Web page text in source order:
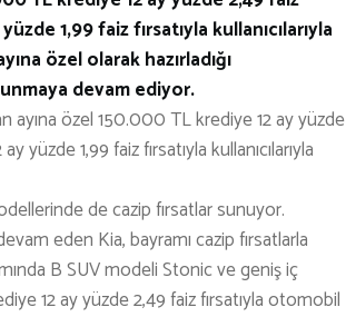
1,99 faiz fırsatıyla kullanıcılarıyla
özel olarak hazırladığı
devam ediyor.
ayına özel 150.000 TL krediye 12 ay yüzde
1,99 faiz fırsatıyla kullanıcılarıyla
de cazip fırsatlar sunuyor.
eden Kia, bayramı cazip fırsatlarla
B SUV modeli Stonic ve geniş iç
12 ay yüzde 2,49 faiz fırsatıyla otomobil